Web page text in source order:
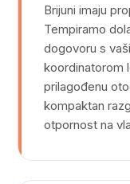
Brijuni imaju
Tempiramo
dogovoru s
koordinatorom
prilagođenu
kompaktan
otpornost na